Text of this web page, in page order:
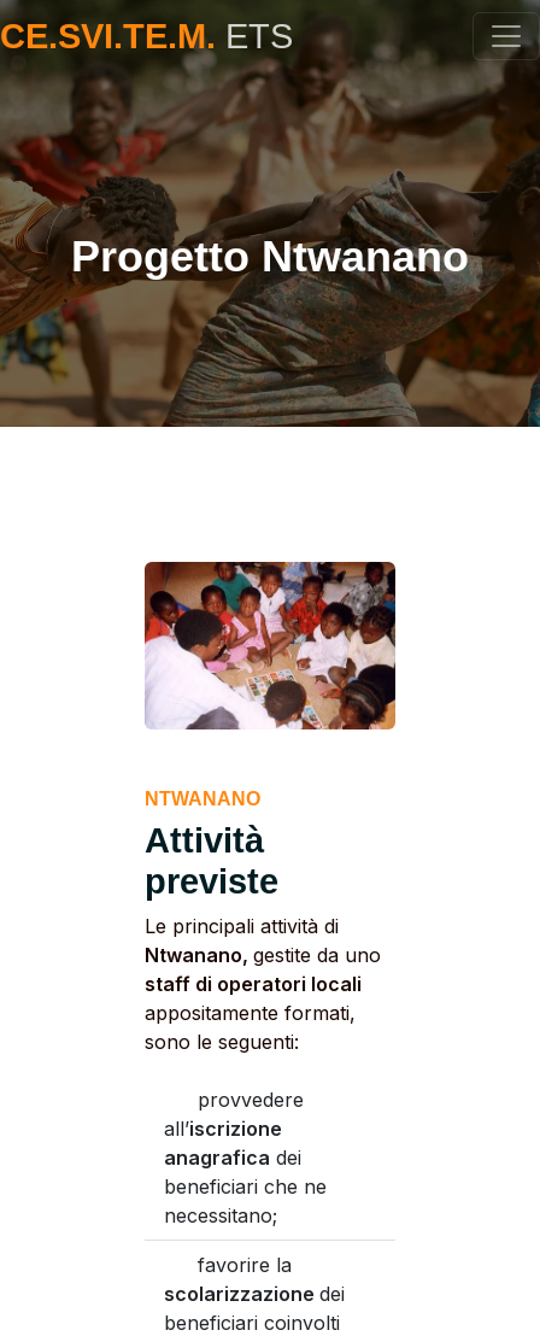
CE.SVI.TE.M. ETS
Progetto Ntwanano
NTWANANO
Attività
previste
Le principali attività di
Ntwanano, gestite da uno
staff di operatori locali
appositamente formati,
sono le seguenti:
provvedere
all’iscrizione
anagrafica dei
beneficiari che ne
necessitano;
favorire la
scolarizzazione dei
beneficiari coinvolti